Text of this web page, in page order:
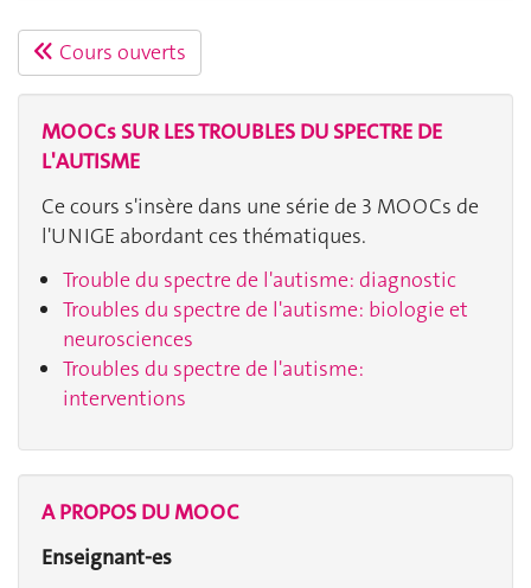
Cours ouverts
MOOCs SUR LES TROUBLES DU SPECTRE DE
L'AUTISME
Ce cours s'insère dans une série de 3 MOOCs de
l'UNIGE abordant ces thématiques.
Trouble du spectre de l'autisme: diagnostic
Troubles du spectre de l'autisme: biologie et
neurosciences
Troubles du spectre de l'autisme:
interventions
A PROPOS DU MOOC
Enseignant-es